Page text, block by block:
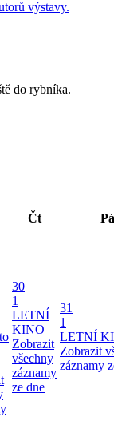
výstavy.
do rybníka.
Čt
Pá
30
1
LETNÍ
KINO
Zobrazit
všechny
záznamy
ze dne
31
1
LETNÍ
Zobrazit
záznamy